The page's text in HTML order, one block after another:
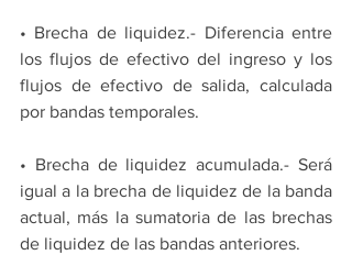
• Brecha de liquidez.- Diferencia entre
los flujos de efectivo del ingreso y los
flujos de efectivo de salida, calculada
por bandas temporales.
• Brecha de liquidez acumulada.- Será
igual a la brecha de liquidez de la banda
actual, más la sumatoria de las brechas
de liquidez de las bandas anteriores.